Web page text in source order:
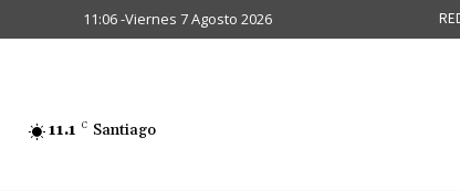
11:06 -Viernes 7 Agosto 2026
11.1 C Santiago